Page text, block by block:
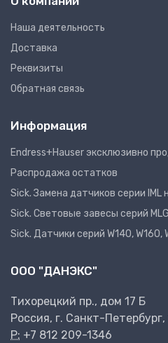
Наша деятельность
Доставка
Реквизиты
Обратная связь
Информация
Endress+Hauser эксклюзивно
Распродажа остатков
Sick. Замена датчиков серии IML
Sick. Световые завесы серий
Sick. Датчики серий W140, W160,
ООО "ДАНЭКС"
Тихорецкий пр., дом 17 Б
Россия, г. Санкт-
P: +7 812 209-1346